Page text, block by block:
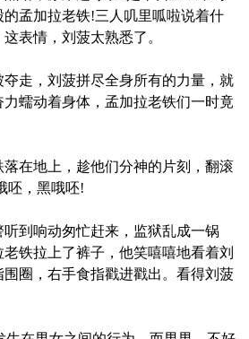
孟加拉老铁!三人叽里呱啦说着什
表情，刘菠太熟悉了。
走，刘菠拼尽全身所有的力量，就
蠕动着身体，孟加拉老铁们一时竟
在地上，趁他们分神的片刻，翻滚
呸，黑哦呸!
到响动匆忙赶来，监狱乱成一锅
铁拉上了裤子，他笑嘻嘻地看着刘
圈，右手食指戳进戳出。看得刘菠